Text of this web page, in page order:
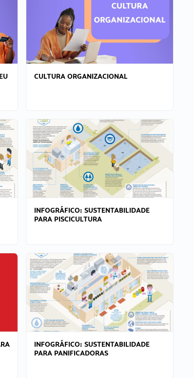
CULTURA ORGANIZACIONAL
INFOGRÁFICO: SUSTENTABILIDADE
PARA PISCICULTURA
INFOGRÁFICO: SUSTENTABILIDADE
PARA PANIFICADORAS